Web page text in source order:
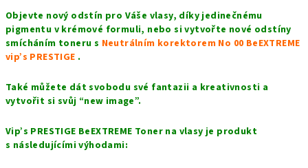
Objevte nový odstín pro Váše vlasy, díky jedinečnému
pigmentu v krémové formuli, nebo si vytvořte nové odstíny
smícháním toneru s Neutrálním korektorem No 00 BeEXTREME
vip’s PRESTIGE .
Také můžete dát svobodu své fantazii a kreativnosti a
vytvořit si svůj “new image”.
Vip’s PRESTIGE BeEXTREME Toner na vlasy je produkt
s následujícími výhodami: